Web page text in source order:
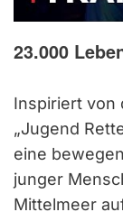
23.000
Inspiriert von
„Jugend
eine
junger
Mittelmeer